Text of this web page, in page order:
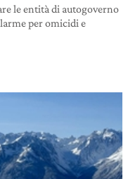
le entità di autogoverno
per omicidi e